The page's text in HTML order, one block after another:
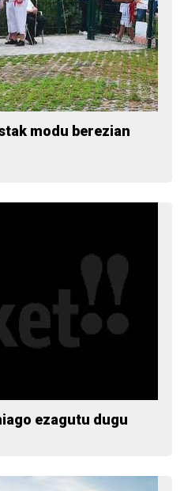
modu berezian
ezagutu dugu